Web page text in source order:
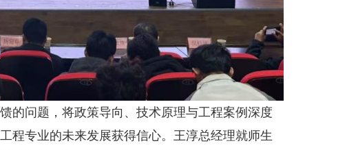
问题，将政策导向、技术原理与工程案例深度
程专业的未来发展获得信心。王淳总经理就师生